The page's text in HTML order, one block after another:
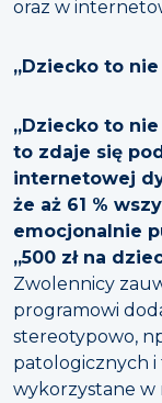
oraz w
„Dziecko to
„Dziecko to
to zdaje się
internetowej
że aż 61 %
emocjonalnie
„500 zł na
Zwolennicy
programowi
stereotypowo,
patologicznych i
wykorzystane w